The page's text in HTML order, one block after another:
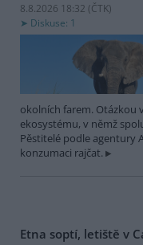
8.8.2026 18:32 (ČTK)
Diskuse: 1
okolních farem. Otázkou
ekosystému, v němž
Pěstitelé podle agentury
konzumaci rajčat.
Etna soptí, letiště v